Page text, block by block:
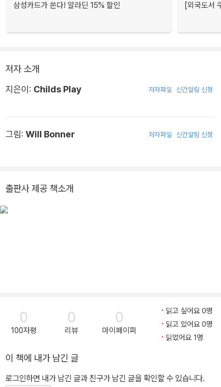
삼성카드가 쏜다! 알라딘 15% 할인 [외국도서
저자 소개
지은이: Childs Play 저자파일 신간알림 신청
그림: Will Bonner 저자파일 신간알림 신청
출판사 제공 책소개
0
100자평
0
리뷰
0
마이페이퍼
읽고 싶어요 0명
읽고 있어요 0명
읽었어요 1명
이 책에 내가 남긴 글
로그인하면 내가 남긴 글과 친구가 남긴 글을 확인할 수 있습니다.